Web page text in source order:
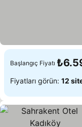
Başlangıç Fiyatı
Fiyatları görün: 12